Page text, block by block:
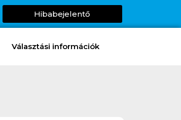
Hibabejelentő
Választási információk